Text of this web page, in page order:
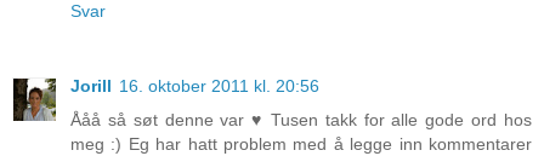
Svar
Jorill 16. oktober 2011 kl. 20:56
Ååå så søt denne var ♥ Tusen takk for alle gode ord hos
meg :) Eg har hatt problem med å legge inn kommentarer